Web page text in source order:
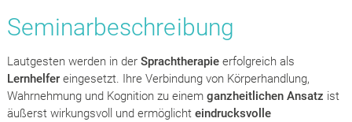
Seminarbeschreibung
Lautgesten werden in der Sprachtherapieerfolgreich als
Lernhelfereingesetzt. Ihre Verbindung von Körperhandlung,
Wahrnehmung und Kognition zu einem ganzheitlichen Ansatz ist
äußerst wirkungsvoll und ermöglicht eindrucksvolle